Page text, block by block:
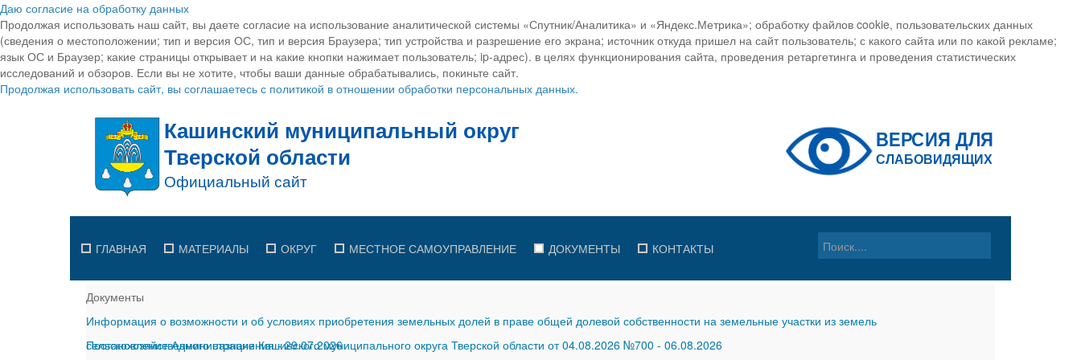
Даю согласие на обработку данных
Продолжая использовать наш сайт, вы даете согласие на использование аналитической системы «Спутник/Аналитика» и «Яндекс.Метрика»; обработку файлов cookie, пользовательских данных
(сведения о местоположении; тип и версия ОС, тип и версия Браузера; тип устройства и разрешение его экрана; источник откуда пришел на сайт пользователь; с какого сайта или по какой рекламе;
язык ОС и Браузер; какие страницы открывает и на какие кнопки нажимает пользователь; ip-адрес). в целях функционирования сайта, проведения ретаргетинга и проведения статистических
исследований и обзоров. Если вы не хотите, чтобы ваши данные обрабатывались, покиньте сайт.
Продолжая использовать сайт, вы соглашаетесь с политикой в отношении обработки персональных данных.
ГЛАВНАЯ МАТЕРИАЛЫ ОКРУГ МЕСТНОЕ САМОУПРАВЛЕНИЕ ДОКУМЕНТЫ КОНТАКТЫ
Документы
Информация о возможности и об условиях приобретения земельных долей в праве общей долевой собственности на земельные участки из земель
сельскохозяйственного назначения-29.07.2026
Постановление Администрации Кашинского муниципального округа Тверской области от 04.08.2026 №700 - 06.08.2026